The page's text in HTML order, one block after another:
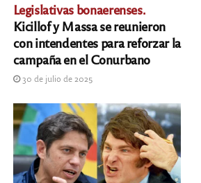
Legislativas bonaerenses.
Kicillof y Massa se reunieron
con intendentes para reforzar la
campaña en el Conurbano
30 de julio de 2025